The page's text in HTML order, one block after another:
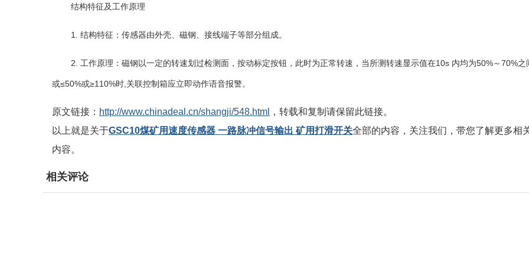
结构特征及工作原理
1. 结构特征：传感器由外壳、磁钢、接线端子等部分组成。
2. 工作原理：磁钢以一定的转速划过检测面，按动标定按钮，此时为正常转速，当所测转速显示值在10s 内均为50%～70%之
或≤50%或≥110%时 关联控制箱应立即动作语音报警。
原文链接： http://www.chinadeal.cn/shangji/548.html
，转载和复制请保留此链接。
以上就是关于GSC10煤矿用速度传感器 一路脉冲信号输出 矿用打滑开关全部的内容，关注我们，带您了解更多相
内容。
相关评论